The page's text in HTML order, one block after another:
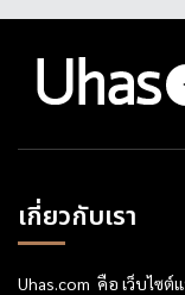
เกี่ยวกับเรา
Uhas.com คือ เว็บไซต์